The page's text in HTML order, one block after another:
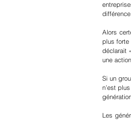
Alors
plus forte
déclarait
une
Si un
n’est
Les